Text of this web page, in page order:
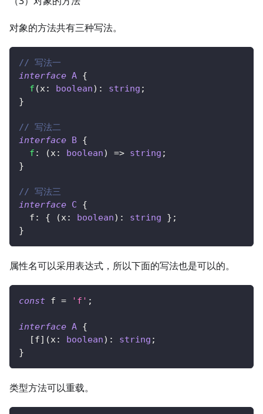
对象的方法共有三种写法。
// 写法一
interface A {
f (x: boolean) : string ;
}
// 写法二
interface B {
f : (x: boolean) => string ;
}
// 写法三
interface C
{
  f
: { (x: boolean) : string } ;
}
属性名可以采用表达式，所以下面的写法也是可以的。
const f = 'f' ;
interface A {
[f] (x: boolean) : string ;
}
类型方法可以重载。